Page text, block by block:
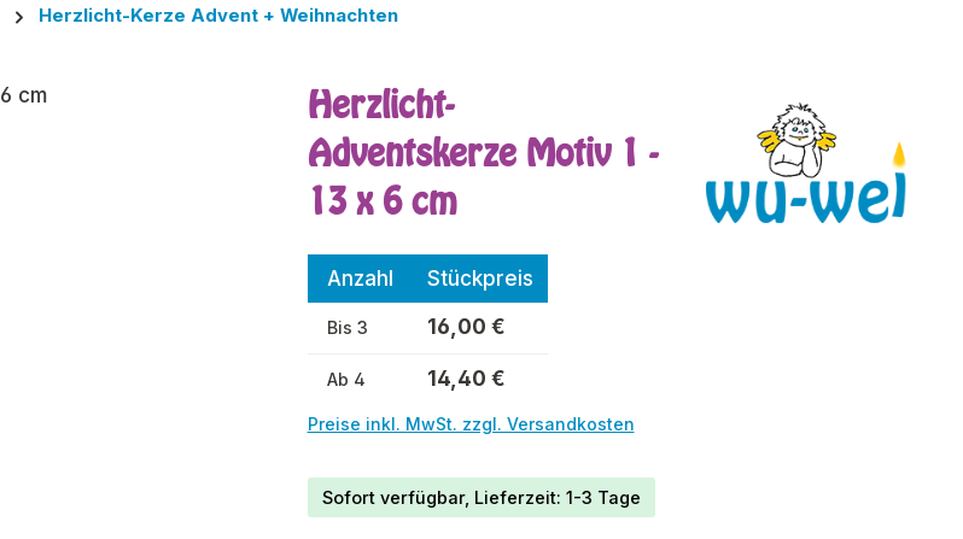
Herzlicht-Kerze Advent + Weihnachten
Herzlicht-
Adventskerze Motiv 1 -
13 x 6 cm
Anzahl Stückpreis
Bis 3 16,00 €
Ab 4 14,40 €
Preise inkl. MwSt. zzgl. Versandkosten
Sofort verfügbar, Lieferzeit: 1-3 Tage